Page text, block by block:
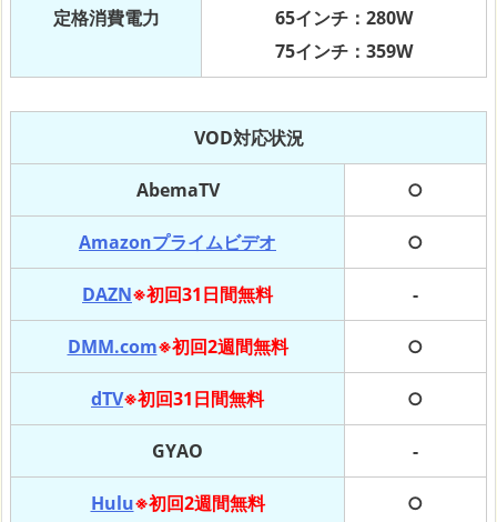
定格消費電力
65インチ：280W
75インチ：359W
VOD対応状況
AbemaTV ○
Amazonプライムビデオ ○
DAZN※初回31日間無料 -
DMM.com※初回2週間無料 ○
dTV※初回31日間無料 ○
GYAO -
Hulu※初回2週間無料 ○